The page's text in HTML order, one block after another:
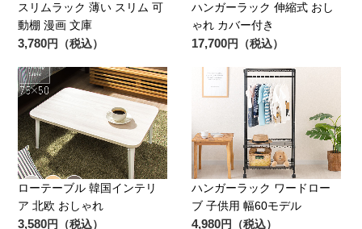
スリムラック 薄い スリム 可
動棚 漫画 文庫
3,780円（税込）
ハンガーラック 伸縮式 おし
ゃれ カバー付き
17,700円（税込）
ローテーブル 韓国インテリ
ア 北欧 おしゃれ
3,580円（税込）
ハンガーラック ワードロー
ブ 子供用 幅60モデル
4,980円（税込）